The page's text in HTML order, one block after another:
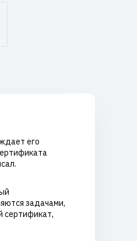
его
задачами,
сертификат,